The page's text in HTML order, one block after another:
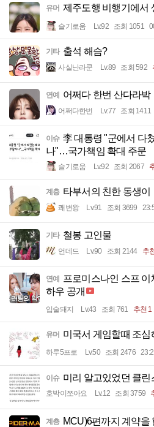
유머 제주도행 비행기에서
슬기로움 Lv.92 조회 1051
기타 출석 해슴?
사실난라쿤 Lv.89 조회 592
연예 어쩌다 한번 산다라박
어쩌다한번 Lv.77 조회 1411
이슈 李 대통령 "군에서 다
나"…국가책임 확대 주문
슬기로움 Lv.92 조회 2067
계층 타부서의 친한 동생이
쾌변왕 Lv.91 조회 3699
기타 철봉 고인물
언데드 Lv.90 조회 2144 추
연예 프로미스나인 스프
하우 공개
입술돼지 Lv.43 조회 761 추천 1
유머 미국서 게임할때 조심
하루5프로 Lv.50 조회 2476
이슈 미리 알고있었던 클린
호박이쪼아요 Lv.12 조회 3759
계층 MCU)6편까지 계약을